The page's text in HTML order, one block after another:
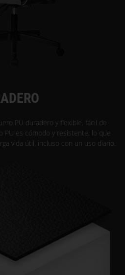
PU duradero y flexible, fácil de
PU es cómodo y resistente, lo que
vida útil, incluso con un uso diario.